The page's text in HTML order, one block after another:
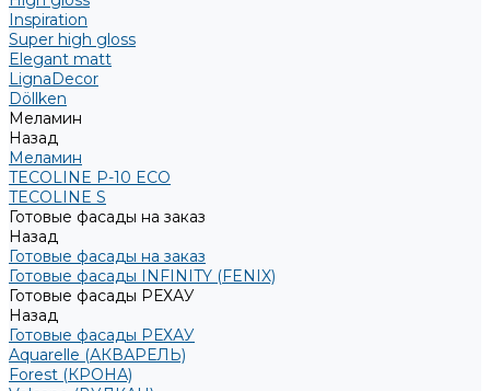
Inspiration
Super high gloss
Elegant matt
LignaDecor
Döllken
Меламин
Назад
Меламин
TECOLINE P-10 ECO
TECOLINE S
Готовые фасады на заказ
Назад
Готовые фасады на заказ
Готовые фасады INFINITY (FENIX)
Готовые фасады РЕХАУ
Назад
Готовые фасады РЕХАУ
Aquarelle (АКВАРЕЛЬ)
Forest (КРОНА)